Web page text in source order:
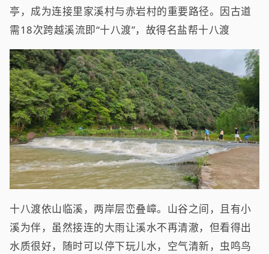
亭，成为连接里家溪村与赤岩村的重要路径。因古道
需18次跨越溪流即“十八渡”，故得名盐帮十八渡
十八渡依山临溪，两岸层峦叠嶂。山谷之间，且有小
溪为伴，虽然接连的大雨让溪水不再清澈，但看得出
水质很好，随时可以停下玩儿水，空气清新，虫鸣鸟